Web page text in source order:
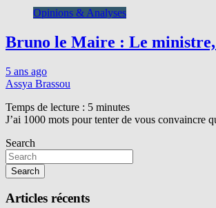
Opinions & Analyses
Bruno le Maire : Le
5 ans ago
Assya Brassou
Temps de lecture : 5 minutes
J’ai 1000 mots pour tenter de vous convaincre
Search
Search
Articles récents